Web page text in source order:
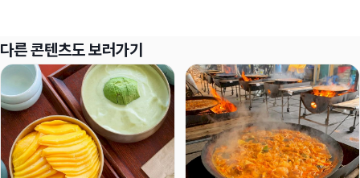
다른 콘텐츠도 보러가기